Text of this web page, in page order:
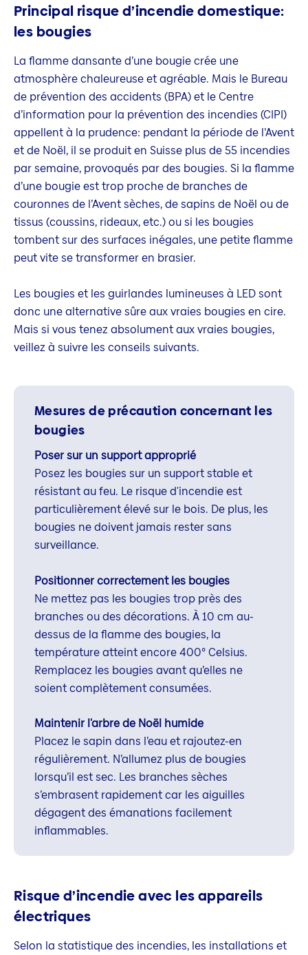
Principal risque d’incendie domestique:
les bougies
La flamme dansante d’une bougie crée une
atmosphère chaleureuse et agréable. Mais le Bureau
de prévention des accidents (BPA) et le Centre
d’information pour la prévention des incendies (CIPI)
appellent à la prudence: pendant la période de l’Avent
et de Noël, il se produit en Suisse plus de 55 incendies
par semaine, provoqués par des bougies. Si la flamme
d’une bougie est trop proche de branches de
couronnes de l’Avent sèches, de sapins de Noël ou de
tissus (coussins, rideaux, etc.) ou si les bougies
tombent sur des surfaces inégales, une petite flamme
peut vite se transformer en brasier.
Les bougies et les guirlandes lumineuses à LED sont
donc une alternative sûre aux vraies bougies en cire.
Mais si vous tenez absolument aux vraies bougies,
veillez à suivre les conseils suivants.
Mesures de précaution concernant les
bougies
Poser sur un support approprié
Posez les bougies sur un support stable et
résistant au feu. Le risque d'incendie est
particulièrement élevé sur le bois. De plus, les
bougies ne doivent jamais rester sans
surveillance.
Positionner correctement les bougies
Ne mettez pas les bougies trop près des
branches ou des décorations. À 10 cm au-
dessus de la flamme des bougies, la
température atteint encore 400° Celsius.
Remplacez les bougies avant qu’elles ne
soient complètement consumées.
Maintenir l'arbre de Noël humide
Placez le sapin dans l’eau et rajoutez-en
régulièrement. N’allumez plus de bougies
lorsqu’il est sec. Les branches sèches
s’embrasent rapidement car les aiguilles
dégagent des émanations facilement
inflammables.
Risque d’incendie avec les appareils
électriques
Selon la statistique des incendies, les installations et